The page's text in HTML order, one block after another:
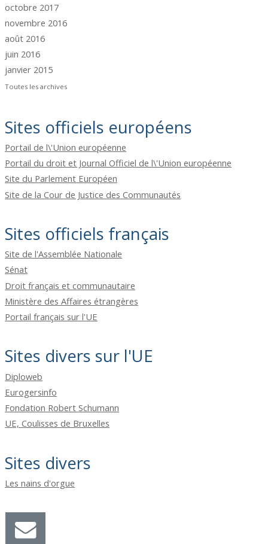
octobre 2017
novembre 2016
août 2016
juin 2016
janvier 2015
Toutes les archives
Sites officiels européens
Portail de l\'Union européenne
Portail du droit et Journal Officiel de l\'Union européenne
Site du Parlement Européen
Site de la Cour de Justice des Communautés
Sites officiels français
Site de l'Assemblée Nationale
Sénat
Droit français et communautaire
Ministère des Affaires étrangères
Portail français sur l'UE
Sites divers sur l'UE
Diploweb
Eurogersinfo
Fondation Robert Schumann
UE, Coulisses de Bruxelles
Sites divers
Les nains d'orgue